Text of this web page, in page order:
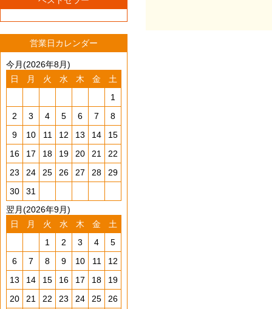
営業日カレンダー
今月(2026年8月)
日
月 火 水 木 金
土
1
2
3 4 5 6 7
8
9
10 11 12 13 14
15
16
17 18 19 20 21
22
23
24 25 26 27 28
29
30
31
翌月(2026年9月)
日
月 火 水 木 金
土
1
2 3 4
5
6
7 8 9 10 11
12
13
14 15 16 17 18
19
20
21 22 23 24 25
26